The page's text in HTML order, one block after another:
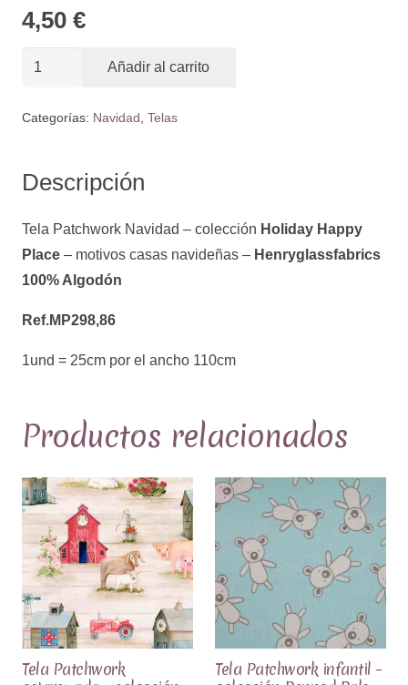
4,50 €
Tela
Navidad
Holiday
Place
-
motivos
casas
-
Añadir al carrito
Categorías: Navidad, Telas
Descripción
Tela Patchwork Navidad – colección Holiday Happy
Place – motivos casas navideñas – Henryglassfabrics
100% Algodón
Ref.MP298,86
1und = 25cm por el ancho 110cm
Productos relacionados
Tela Patchwork
Tela Patchwork infantil –